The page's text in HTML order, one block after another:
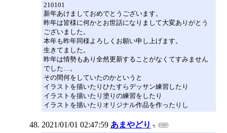
210101
新年あけましておめでとうございます。
昨年は皆様に何かとお世話になりまして大変ありがとう
ございました。
本年も昨年同様よろしくお願い申し上げます。
生きてました。
昨年は情勢もあり全然更新することがなくてすみません
でした…。
その間何をしていたのかというと
イラストを描いたりひたすらデッサン練習したり
イラストを描いたり塗りの練習をしたり
イラストを描いたりオリジナル作品を作ったりし
2021/01/01 02:47:59 あまやどり